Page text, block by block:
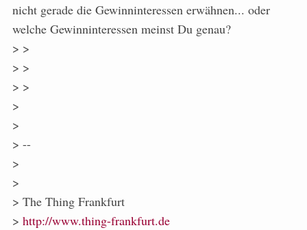
nicht gerade die Gewinninteressen erwähnen... oder
welche Gewinninteressen meinst Du genau?
> >
> >
> >
>
>
> --
>
>
> The Thing Frankfurt
> http://www.thing-frankfurt.de